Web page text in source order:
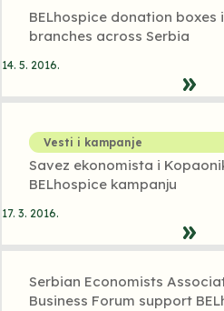
BELhospice donation boxes
branches across Serbia
14. 5. 2016.
Vesti i kampanje
Savez ekonomista i
BELhospice kampanju
17. 3. 2016.
Serbian Economists
Business Forum support